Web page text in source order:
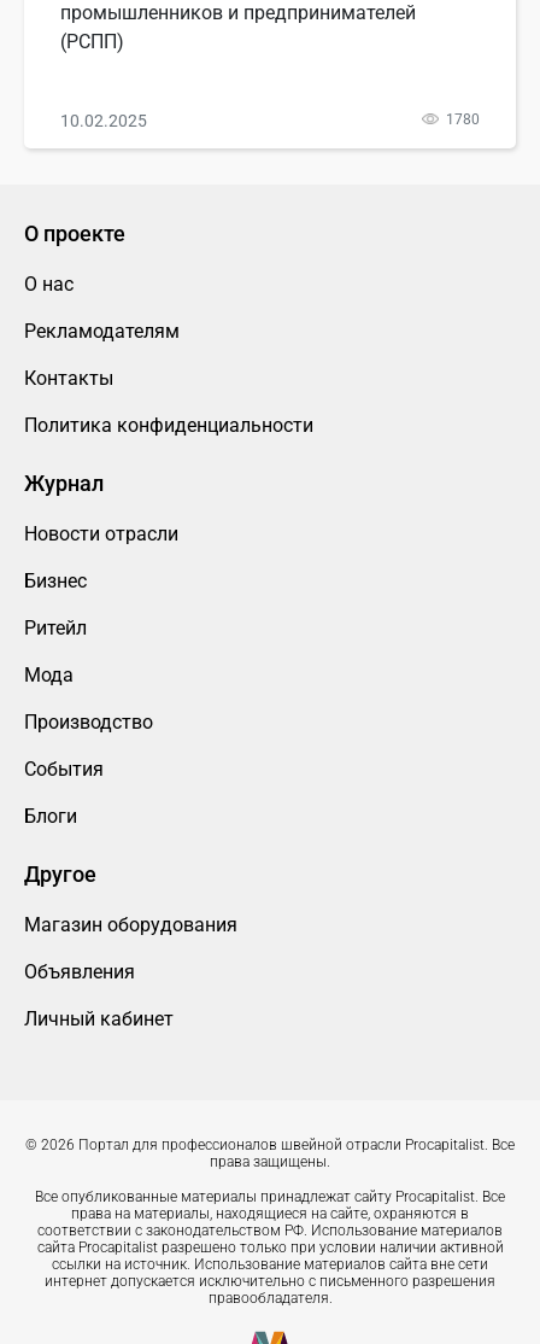
промышленников и предпринимателей
(РСПП)
10.02.2025 1780
О проекте
О нас
Рекламодателям
Контакты
Политика конфиденциальности
Журнал
Новости отрасли
Бизнес
Ритейл
Мода
Производство
События
Блоги
Другое
Магазин оборудования
Объявления
Личный кабинет
© 2026 Портал для профессионалов швейной отрасли Procapitalist. Все
права защищены.
Все опубликованные материалы принадлежат сайту Procapitalist. Все
права на материалы, находящиеся на сайте, охраняются в
соответствии с законодательством РФ. Использование материалов
сайта Procapitalist разрешено только при условии наличии активной
ссылки на источник. Использование материалов сайта вне сети
интернет допускается исключительно с письменного разрешения
правообладателя.